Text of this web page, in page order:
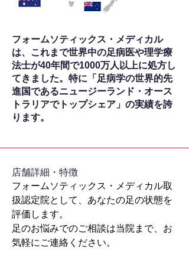
フォームソティックス・メディカル
は、これまで世界中の足病医や理学療
法士が40年間で1000万人以上に処方し
てきました。特に「足病学の世界的先
進国であるニュージーランド・オース
トラリアでトップシェア」の実績を誇
ります。
​店舗詳細・特徴
フォームソティックス・メディカル取
扱認定院として、あなたの足の状態を
評価します。
足のお悩みでのご相談は当院まで、お
気軽にご連絡ください。